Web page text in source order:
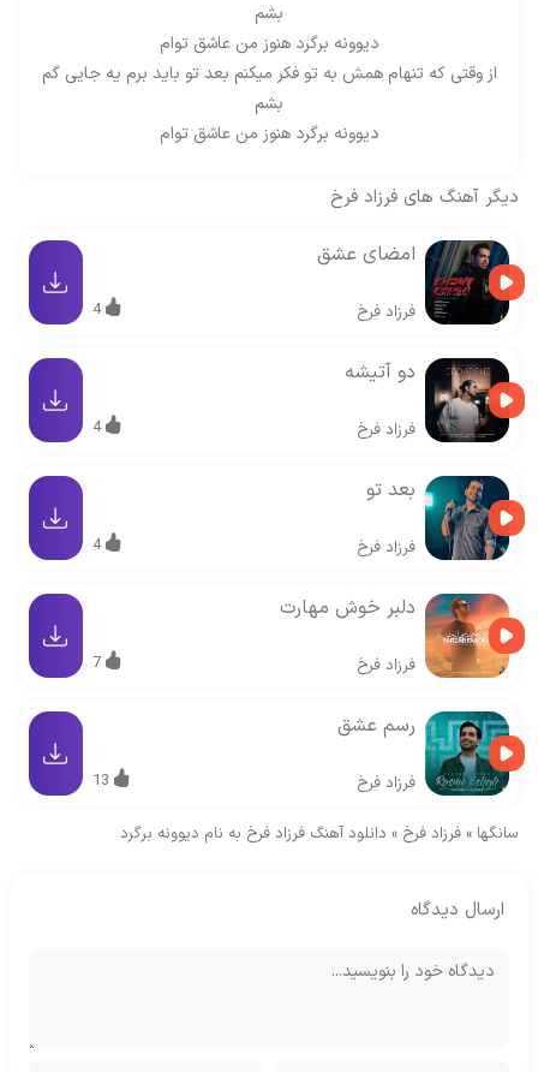
بشم
دیوونه برگرد هنوز من عاشق توام
از وقتی که تنهام همش به تو فکر میکنم بعد تو باید برم یه جایی گم
بشم
دیوونه برگرد هنوز من عاشق توام
دیگر آهنگ های فرزاد فرخ
امضای عشق
فرزاد فرخ 4
دو آتیشه
فرزاد فرخ 4
بعد تو
فرزاد فرخ 4
دلبر خوش مهارت
فرزاد فرخ 7
رسم عشق
فرزاد فرخ 13
سانگها » فرزاد فرخ » دانلود آهنگ فرزاد فرخ به نام دیوونه برگرد
ارسال دیدگاه